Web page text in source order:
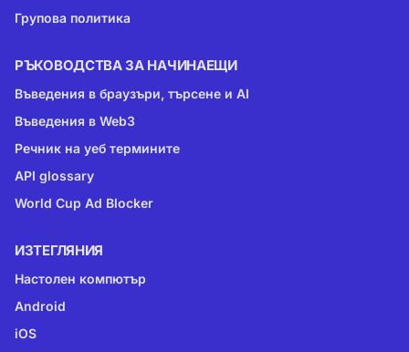
Групова политика
РЪКОВОДСТВА ЗА НАЧИНАЕЩИ
Въведения в браузъри, търсене и AI
Въведения в Web3
Речник на уеб термините
API glossary
World Cup Ad Blocker
ИЗТЕГЛЯНИЯ
Настолен компютър
Android
iOS